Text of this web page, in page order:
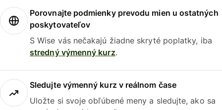
Porovnajte podmienky prevodu mien u ostatných
poskytovateľov
S Wise vás nečakajú žiadne skryté poplatky, iba
stredný výmenný kurz.
Sledujte výmenný kurz v reálnom čase
Uložte si svoje obľúbené meny a sledujte, ako sa